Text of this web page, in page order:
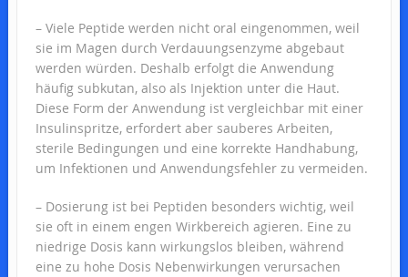
– Viele Peptide werden nicht oral eingenommen, weil
sie im Magen durch Verdauungsenzyme abgebaut
werden würden. Deshalb erfolgt die Anwendung
häufig subkutan, also als Injektion unter die Haut.
Diese Form der Anwendung ist vergleichbar mit einer
Insulinspritze, erfordert aber sauberes Arbeiten,
sterile Bedingungen und eine korrekte Handhabung,
um Infektionen und Anwendungsfehler zu vermeiden.
– Dosierung ist bei Peptiden besonders wichtig, weil
sie oft in einem engen Wirkbereich agieren. Eine zu
niedrige Dosis kann wirkungslos bleiben, während
eine zu hohe Dosis Nebenwirkungen verursachen